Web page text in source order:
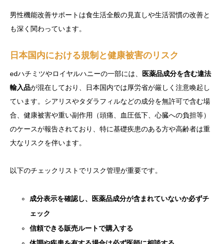
男性機能改善サポートは食生活全般の見直しや生活習慣の改善と
も深く関わっています。
日本国内における規制と健康被害のリスク
edハチミツやロイヤルハニーの一部には、
医薬品成分を含む違法
輸入品が混在しており、日本国内では厚労省が厳しく注意喚起し
ています。シアリスやタダラフィルなどの成分を無許可で含む場
合、健康被害や重い副作用（頭痛、血圧低下、心臓への負担等）
のケースが報告されており、特に基礎疾患のある方や高齢者は重
大なリスクを伴います。
以下のチェックリストでリスク管理が重要です。
成分表示を確認し、医薬品成分が含まれていないか必ずチ
ェック
信頼できる販売ルートで購入する